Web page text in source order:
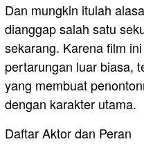
Dan mungkin itulah
dianggap salah satu
sekarang. Karena film
pertarungan luar biasa,
yang membuat
dengan karakter utama.
Daftar Aktor dan Peran